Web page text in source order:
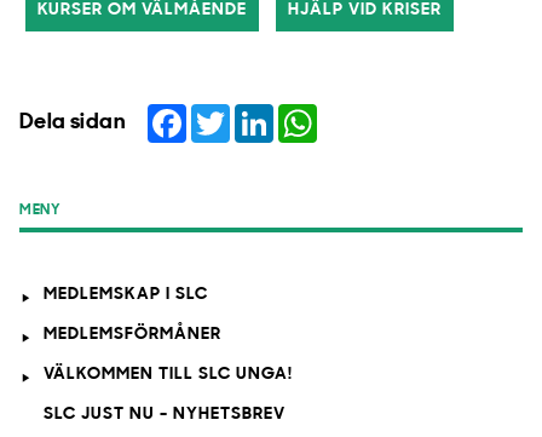
KURSER OM VÄLMÅENDE HJÄLP VID KRISER
Dela sidan Facebook
TwitterLinkedIn
MENY
MEDLEMSKAP I SLC
MEDLEMSFÖRMÅNER
VÄLKOMMEN TILL SLC UNGA!
SLC JUST NU - NYHETSBREV